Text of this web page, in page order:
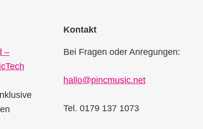
–
Kontakt
Bei Fragen oder Anregungen:
hallo@pincmusic.net
Tel. 0179 137 1073